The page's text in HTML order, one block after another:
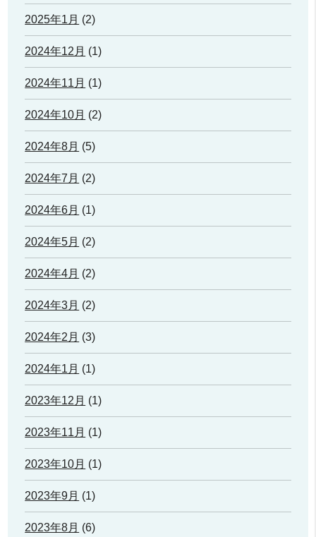
2025年1月 (2)
2024年12月 (1)
2024年11月 (1)
2024年10月 (2)
2024年8月 (5)
2024年7月 (2)
2024年6月 (1)
2024年5月 (2)
2024年4月 (2)
2024年3月 (2)
2024年2月 (3)
2024年1月 (1)
2023年12月 (1)
2023年11月 (1)
2023年10月 (1)
2023年9月 (1)
2023年8月 (6)